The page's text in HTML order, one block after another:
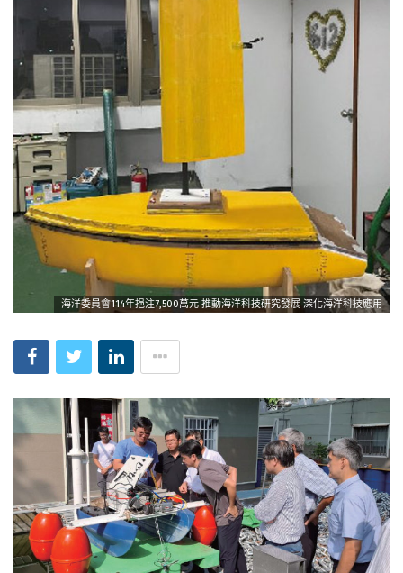
海洋委員會114年挹注7,500萬元 推動海洋科技研究發展 深化海洋科技應用